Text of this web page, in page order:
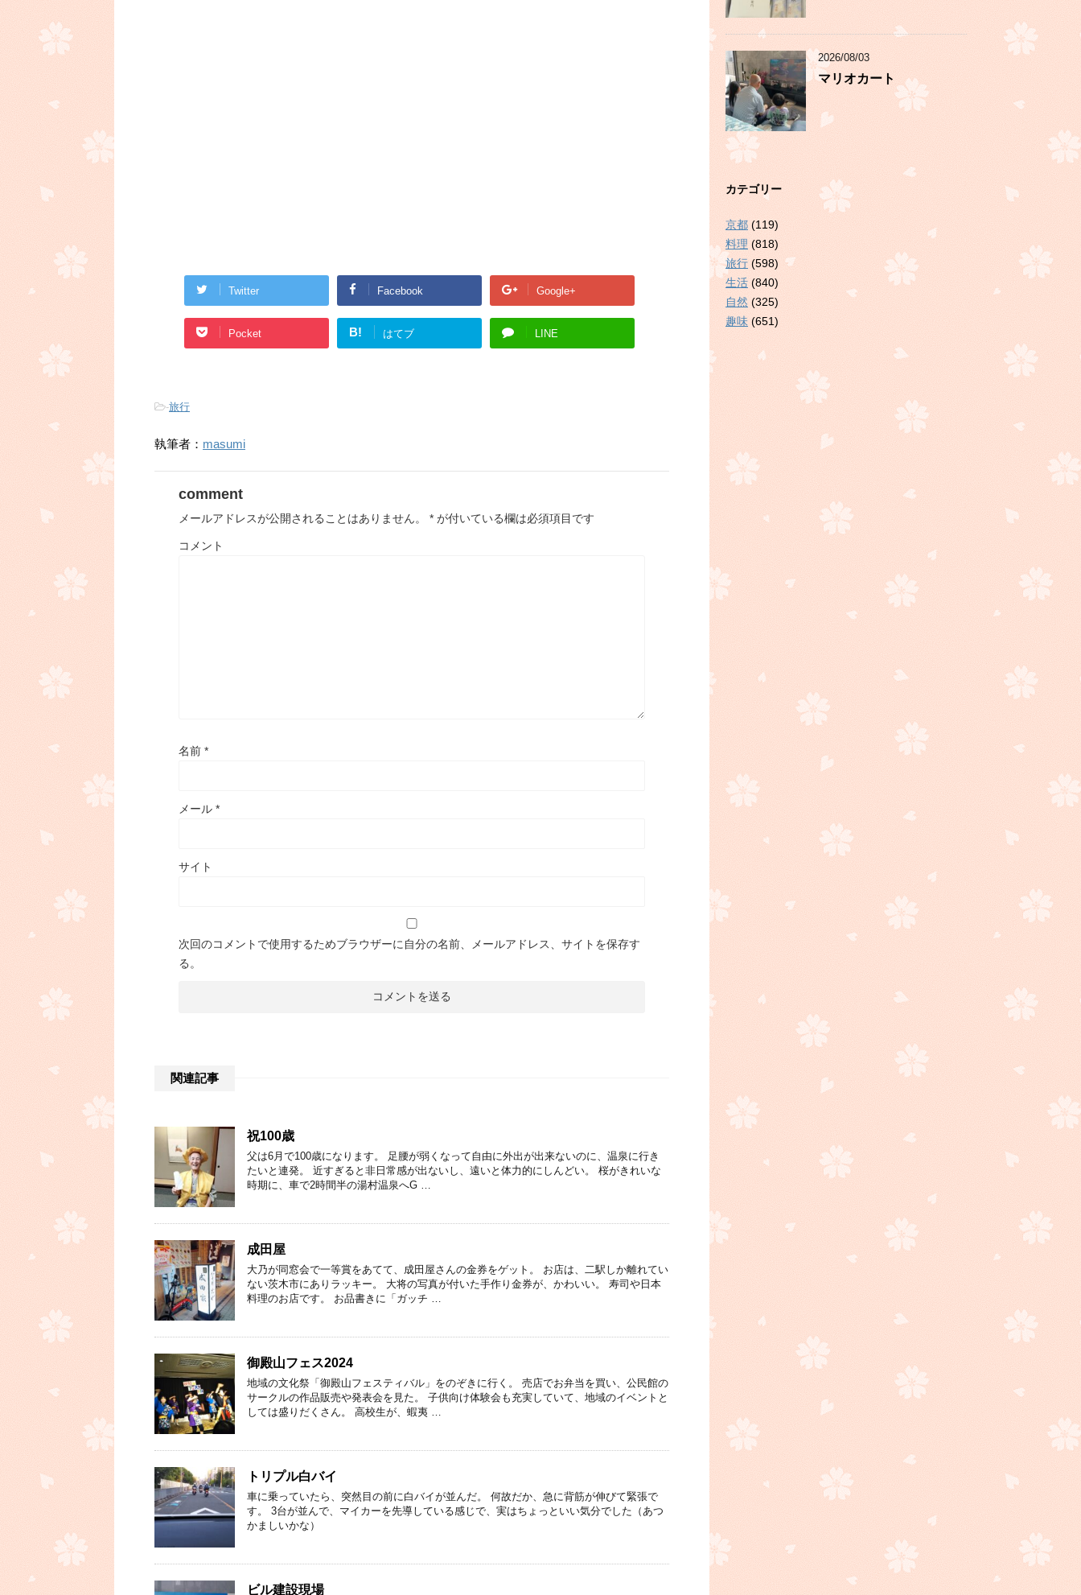
Twitter Facebook Google+
Pocket B! はてブ LINE
-旅行
執筆者： masumi
comment
メールアドレスが公開されることはありません。 * が付いている欄は必須項目です
コメント
名前 *
メール *
サイト
次回のコメントで使用するためブラウザーに自分の名前、メールアドレス、サイトを保存す
る。
関連記事
祝100歳
父は6月で100歳になります。 足腰が弱くなって自由に外出が出来ないのに、温泉に行き
たいと連発。 近すぎると非日常感が出ないし、遠いと体力的にしんどい。 桜がきれいな
時期に、車で2時間半の湯村温泉へG …
成田屋
大乃が同窓会で一等賞をあてて、成田屋さんの金券をゲット。 お店は、二駅しか離れてい
ない茨木市にありラッキー。 大将の写真が付いた手作り金券が、かわいい。 寿司や日本
料理のお店です。 お品書きに「ガッチ …
御殿山フェス2024
地域の文化祭「御殿山フェスティバル」をのぞきに行く。 売店でお弁当を買い、公民館の
サークルの作品販売や発表会を見た。 子供向け体験会も充実していて、地域のイベントと
しては盛りだくさん。 高校生が、蝦夷 …
トリプル白バイ
車に乗っていたら、突然目の前に白バイが並んだ。 何故だか、急に背筋が伸びて緊張で
す。 3台が並んで、マイカーを先導している感じで、実はちょっといい気分でした（あつ
かましいかな）
ビル建設現場
2026/08/03
マリオカート
カテゴリー
京都 (119)
料理 (818)
旅行 (598)
生活 (840)
自然 (325)
趣味 (651)